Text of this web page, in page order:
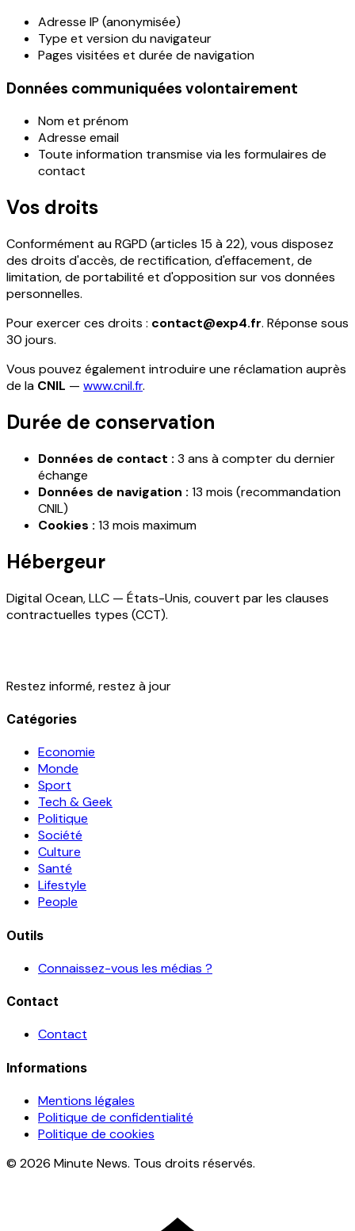
Adresse IP (anonymisée)
Type et version du navigateur
Pages visitées et durée de navigation
Données communiquées volontairement
Nom et prénom
Adresse email
Toute information transmise via les formulaires de
contact
Vos droits
Conformément au RGPD (articles 15 à 22), vous disposez
des droits d'accès, de rectification, d'effacement, de
limitation, de portabilité et d'opposition sur vos données
personnelles.
Pour exercer ces droits : contact@exp4.fr. Réponse sous
30 jours.
Vous pouvez également introduire une réclamation auprès
de la CNIL — www.cnil.fr.
Durée de conservation
Données de contact : 3 ans à compter du dernier
échange
Données de navigation : 13 mois (recommandation
CNIL)
Cookies : 13 mois maximum
Hébergeur
Digital Ocean, LLC — États-Unis, couvert par les clauses
contractuelles types (CCT).
Restez informé, restez à jour
Catégories
Economie
Monde
Sport
Tech & Geek
Politique
Société
Culture
Santé
Lifestyle
People
Outils
Connaissez-vous les médias ?
Contact
Contact
Informations
Mentions légales
Politique de confidentialité
Politique de cookies
© 2026 Minute News. Tous droits réservés.